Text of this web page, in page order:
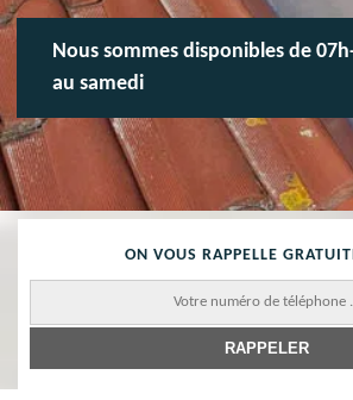
Nous sommes disponibles de
au samedi
ON VOUS RAPPELLE